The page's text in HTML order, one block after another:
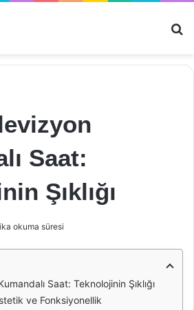
Saat:
Şıklığı
okuma süresi
Saat: Teknolojinin Şıklığı
ve Fonksiyonellik